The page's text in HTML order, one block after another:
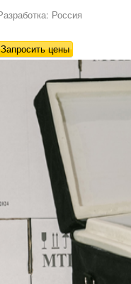
Россия
Запросить цены